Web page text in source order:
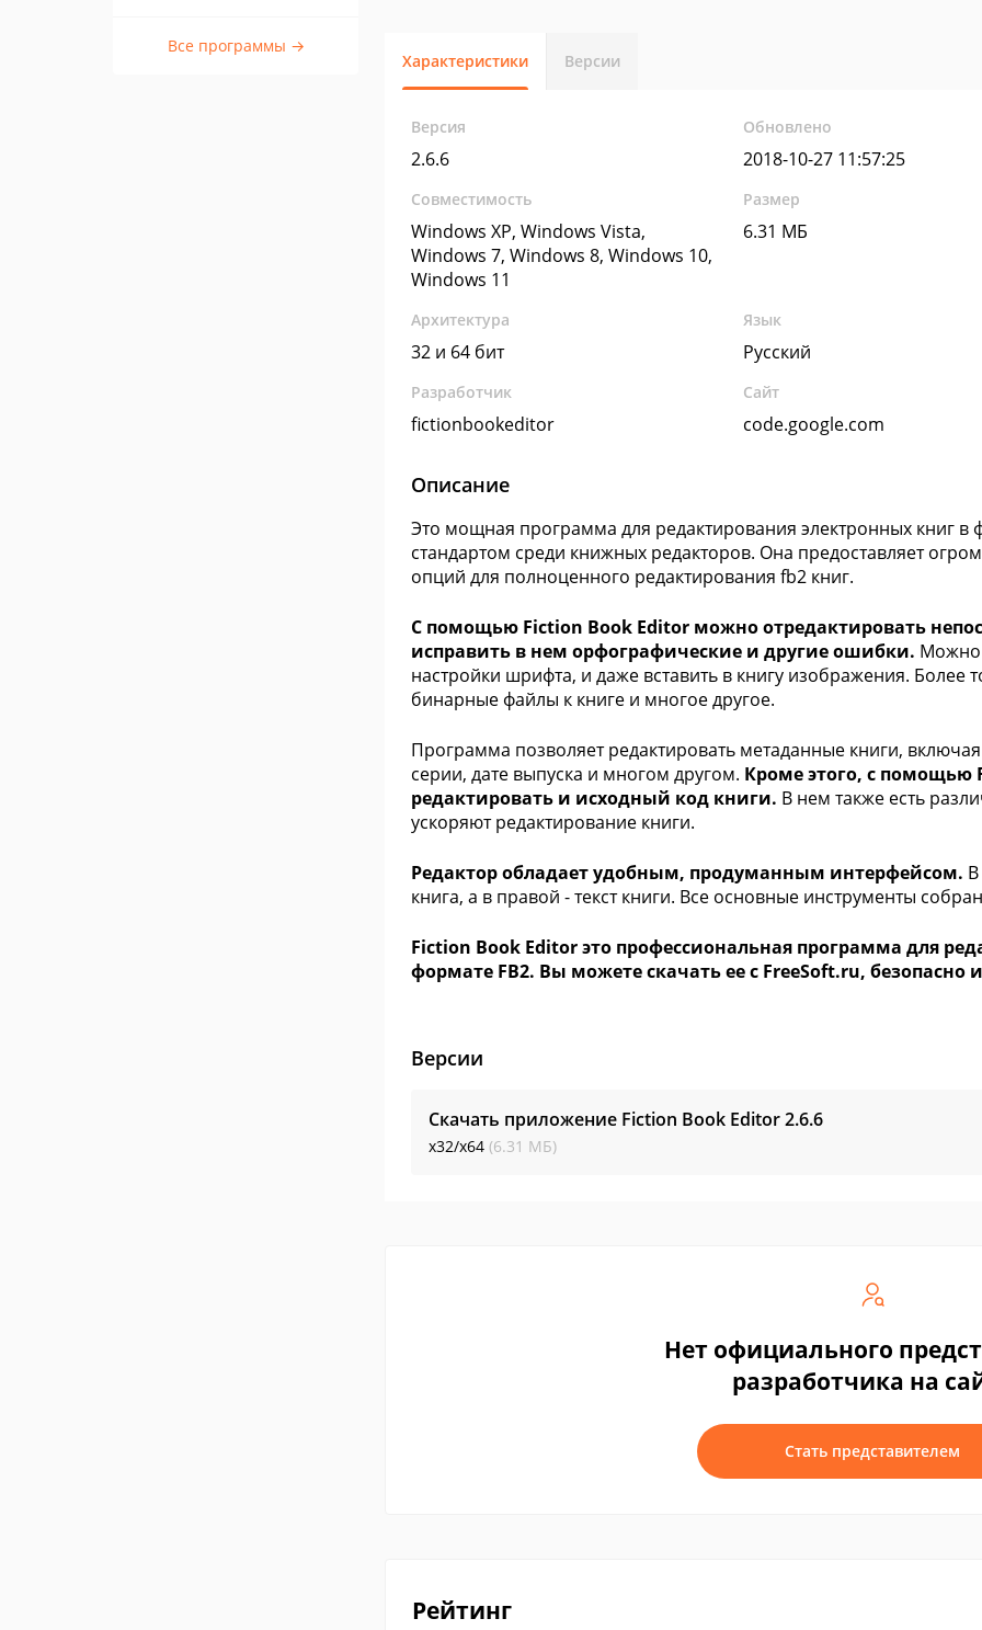
Все программы →
Характеристики Версии
Версия
2.6.6
Обновлено
2018-10-27 11:57:25
Совместимость
Windows XP, Windows Vista,
Windows 7, Windows 8, Windows 10,
Windows 11
Размер
6.31 МБ
Архитектура
32 и 64 бит
Язык
Русский
Разработчик
fictionbookeditor
Сайт
code.google.com
Описание
Это мощная программа для редактирования электронных книг
стандартом среди книжных редакторов. Она предоставляет
опций для полноценного редактирования fb2 книг.
С помощью Fiction Book Editor можно отредактировать
исправить в нем орфографические и другие ошибки. Можно
настройки шрифта, и даже вставить в книгу изображения. Более
бинарные файлы к книге и многое другое.
Программа позволяет редактировать метаданные книги,
серии, дате выпуска и многом другом. Кроме этого, с помощью
редактировать и исходный код книги. В нем также есть
ускоряют редактирование книги.
Редактор обладает удобным, продуманным интерфейсом.
книга, а в правой - текст книги. Все основные инструменты
Fiction Book Editor это профессиональная программа для
формате FB2. Вы можете скачать ее с FreeSoft.ru, безопасно
Версии
Скачать приложение Fiction Book Editor2.6.6
x32/x64 (6.31 МБ)
Нет официального
разработчика на
Стать представителем
Рейтинг